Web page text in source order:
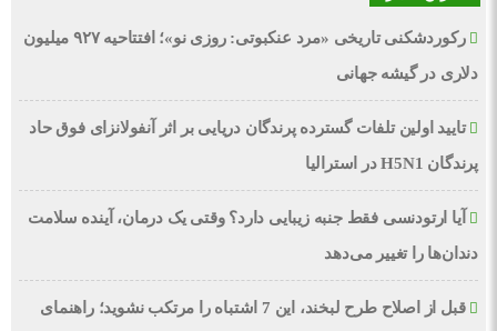
رکوردشکنی تاریخی «مرد عنکبوتی: روزی نو»؛ افتتاحیه ۹۲۷ میلیون
دلاری در گیشه جهانی
تایید اولین تلفات گسترده پرندگان دریایی بر اثر آنفولانزای فوق حاد
پرندگان H5N1 در استرالیا
آیا ارتودنسی فقط جنبه زیبایی دارد؟ وقتی یک درمان، آینده سلامت
دندان‌ها را تغییر می‌دهد
قبل از اصلاح طرح لبخند، این 7 اشتباه را مرتکب نشوید؛ راهنمای